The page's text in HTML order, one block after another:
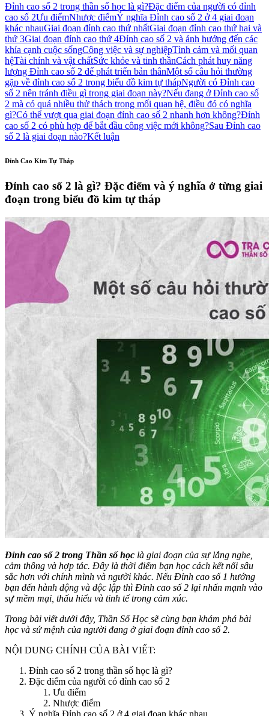
Đỉnh cao số 2 trong thần số học là gì?Đặc điểm của người có đỉnh
cao số 2Ưu điểmNhược điểmÝ nghĩa Đỉnh cao số 2 ở 4 giai đoạn
khác nhauGiai đoạn đỉnh cao thứ nhấtGiai đoạn đỉnh cao thứ hai và
thứ 3Giai đoạn đỉnh cao thứ 4Đỉnh cao số 2 và ảnh hưởng đến các
khía cạnh cuộc sốngCông việc và sự nghiệpTình cảm và mối quan
hệTài chính và vật chấtSức khỏe và tinh thầnCách phát huy năng
lượng Đỉnh cao số 2 để phát triển bản thânMột số câu hỏi thường
gặp về đỉnh cao số 2 trong biểu đồ kim tự thápNgười có Đỉnh cao
số 2 nên tránh điều gì trong giai đoạn này?Nếu đang ở Đỉnh cao số
2 mà có quá nhiều thử thách trong mối quan hệ, điều đó có nghĩa
gì?Có thể vượt qua giai đoạn đỉnh cao số 2 nhanh hơn không?Đỉnh
cao số 2 có phù hợp để bắt đầu công việc mới không?Sau Đỉnh cao
số 2 là giai đoạn nào?Kết luận
Đỉnh Cao Kim Tự Tháp
Đỉnh cao số 2 là gì? Đặc điểm và ý nghĩa ở từng giai
đoạn trong biểu đồ kim tự tháp
Đỉnh cao số 2 trong Thần số học là giai đoạn của sự lắng nghe,
cảm thông và hợp tác. Đây là thời điểm bạn học cách kết nối sâu
sắc hơn với chính mình và người khác. Nếu Đỉnh cao số 1 hướng
bạn đến hành động và độc lập thì Đỉnh cao số 2 lại nhấn mạnh vào
sự mềm mại, thấu hiểu và tinh tế trong cảm xúc.
Trong bài viết dưới đây, Thần Số Học sẽ cùng bạn khám phá bài
học và sứ mệnh của người đang ở giai đoạn đỉnh cao số 2.
NỘI DUNG CHÍNH CỦA BÀI VIẾT:
Đỉnh cao số 2 trong thần số học là gì?
Đặc điểm của người có đỉnh cao số 2
Ưu điểm
Nhược điểm